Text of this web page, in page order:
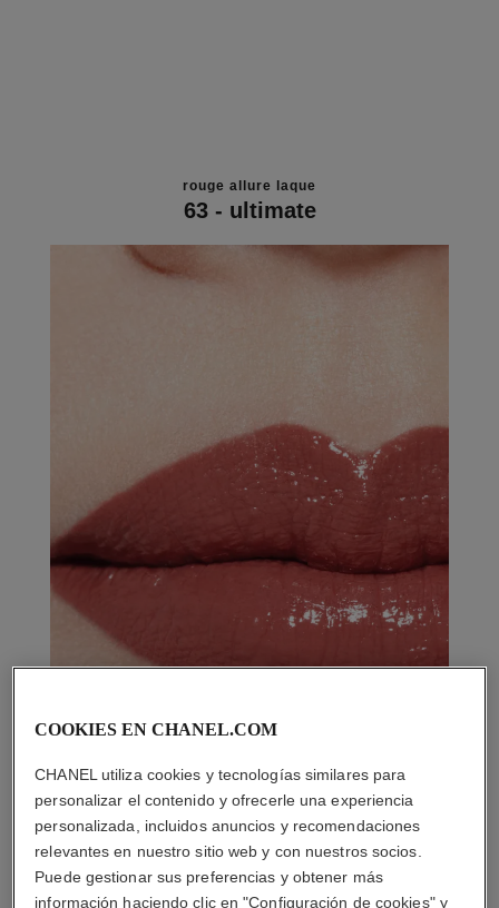
rouge allure laque
63 - ultimate
COOKIES EN CHANEL.COM
CHANEL utiliza cookies y tecnologías similares para
personalizar el contenido y ofrecerle una experiencia
personalizada, incluidos anuncios y recomendaciones
relevantes en nuestro sitio web y con nuestros socios.
Puede gestionar sus preferencias y obtener más
información haciendo clic en "Configuración de cookies" y